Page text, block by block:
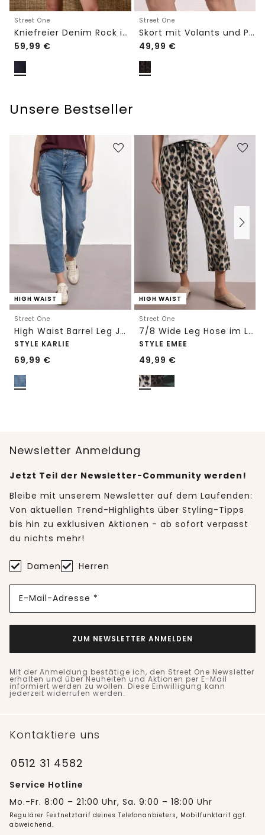
Street One
Kniefreier Denim Rock in Wickeloptik
59,99 €
Street One
Skort mit Volants und Print
49,99 €
Unsere Bestseller
HIGH WAIST
Street One
High Waist Barrel Leg Jeans im Loose Fit
STYLE KARLIE
69,99 €
HIGH WAIST
Street One
7/8 Wide Leg Hose im Loose Fit mit Print
STYLE EMEE
49,99 €
Newsletter Anmeldung
Jetzt Teil der Newsletter-Community werden!
Bleibe mit unserem Newsletter auf dem Laufenden:
Von aktuellen Trend-Highlights über Styling-Tipps
bis hin zu exklusiven Aktionen - ab sofort verpasst
du nichts mehr!
Damen Herren
E-Mail-Adresse *
ZUM NEWSLETTER ANMELDEN
Mit der Anmeldung bestätige ich, den Street One Newsletter
erhalten und über Neuheiten und Aktionen per E-Mail
informiert werden zu wollen. Diese Einwilligung kann
jederzeit widerrufen werden.
Kontaktiere uns
0512 31 4582
Service Hotline
Mo.-Fr. 8:00 – 21:00 Uhr, Sa. 9:00 – 18:00 Uhr
Regulärer Festnetztarif deines Telefonanbieters, Mobilfunktarif ggf.
abweichend.